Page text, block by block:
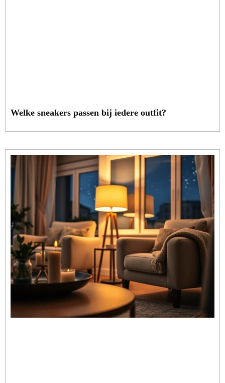
Welke sneakers passen bij iedere outfit?